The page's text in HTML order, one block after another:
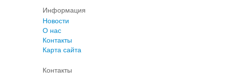
Информация
Новости
О нас
Контакты
Карта сайта
Контакты